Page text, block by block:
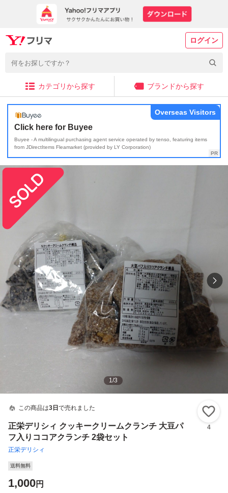
ログイン
カテゴリから探す ブランドから探す
Click here for Buyee
Buyee - A multilingual purchasing agent service operated by tenso, featuring items
from JDirectItems Fleamarket (provided by LY Corporation)
Overseas Visitors
1/3
この商品は3日 で売れました
正栄デリシィ クッキークリームクランチ 大豆パ
フ入りココアクランチ 2袋セット
正栄デリシィ
4
送料無料
1,000円